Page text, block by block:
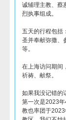
诚辅理主教、蔡
烈执事组成。
五天的行程包括
圣并奉献弥撒、
等。
在上海访问期间
祈祷、献祭。
如果我没记错的
第一次是2023
教也率团于